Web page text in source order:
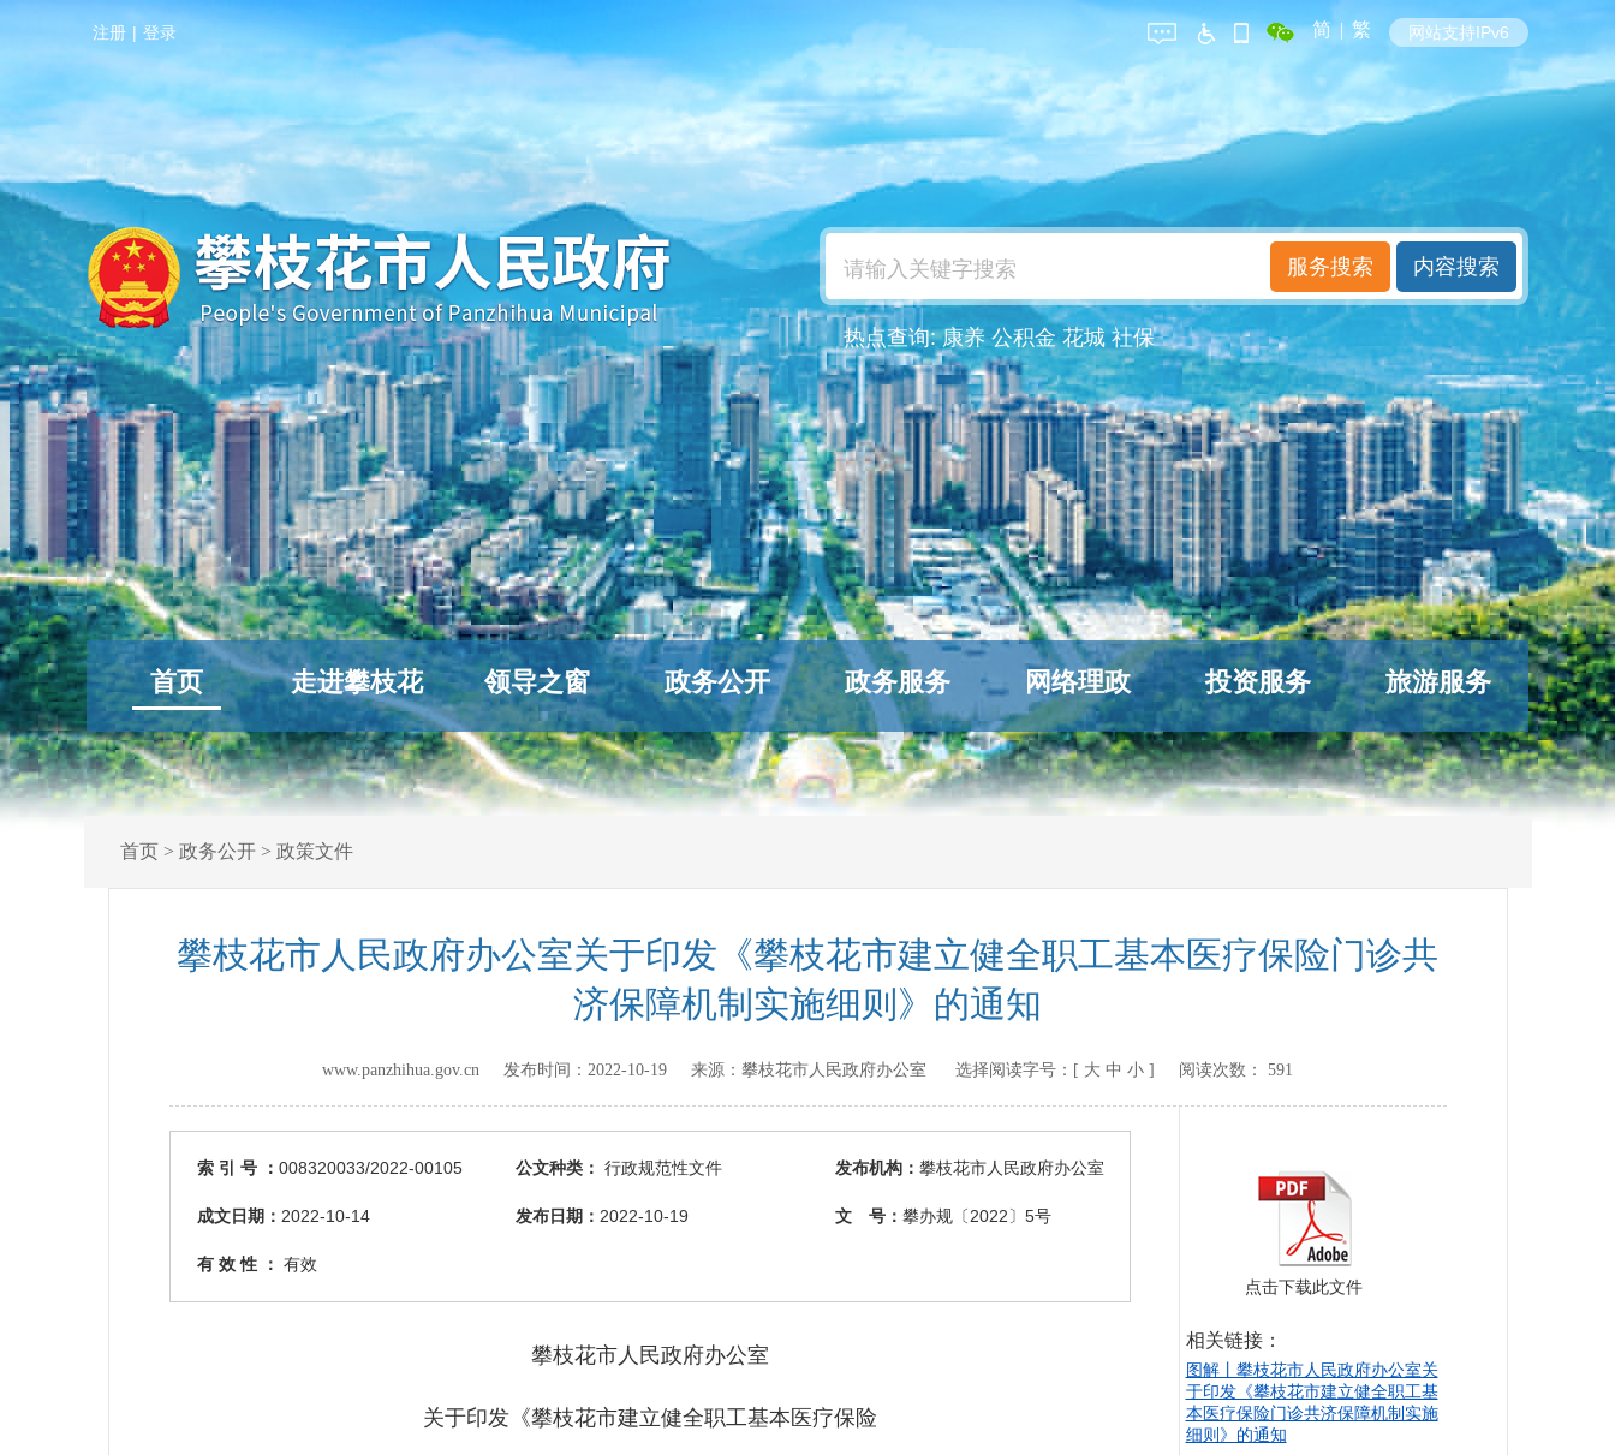
注册 | 登录 简 | 繁 网站支持IPv6
热点查询:康养 公积金 花城 社保
首页 走进攀枝花 领导之窗 政务公开 政务服务 网络理政 投资服务 旅游服务
首页> 政务公开> 政策文件
攀枝花市人民政府办公室关于印发《攀枝花市建立健全职工基本医疗保险门诊共
济保障机制实施细则》的通知
www.panzhihua.gov.cn 发布时间： 2022-10-19 来源： 攀枝花市人民政府办公室 选择阅读字号：[ 大 中 小 ] 阅读次数： 591
索 引 号 ： 008320033/2022-00105 公文种类： 行政规范性文件 发布机构： 攀枝花市人民政府办公室
成文日期： 2022-10-14 发布日期： 2022-10-19 文 号： 攀办规〔2022〕5号
有 效 性 ： 有效
攀枝花市人民政府办公室
关于印发《攀枝花市建立健全职工基本医疗保险
点击下载此文件
相关链接：
图解丨攀枝花市人民政府办公室关
于印发《攀枝花市建立健全职工基
本医疗保险门诊共济保障机制实施
细则》的通知